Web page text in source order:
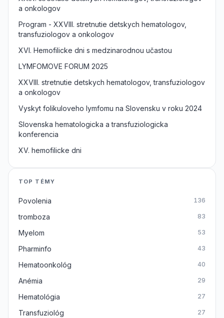
a onkologov
Program - XXVIII. stretnutie detskych hematologov,
transfuziologov a onkologov
XVI. Hemofilicke dni s medzinarodnou učastou
LYMFOMOVE FORUM 2025
XXVIII. stretnutie detskych hematologov, transfuziologov
a onkologov
Vyskyt folikuloveho lymfomu na Slovensku v roku 2024
Slovenska hematologicka a transfuziologicka
konferencia
XV. hemofilicke dni
TOP TÉMY
Povolenia 136
tromboza 83
Myelom 53
Pharminfo 43
Hematoonkológ 40
Anémia 29
Hematológia 27
Transfuziológ 27